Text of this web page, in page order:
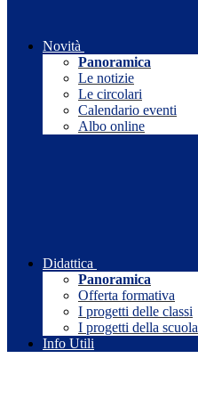
Novità
Panoramica
Le notizie
Le circolari
Calendario eventi
Albo online
Didattica
Panoramica
Offerta formativa
I progetti delle classi
I progetti della scuola
Info Utili